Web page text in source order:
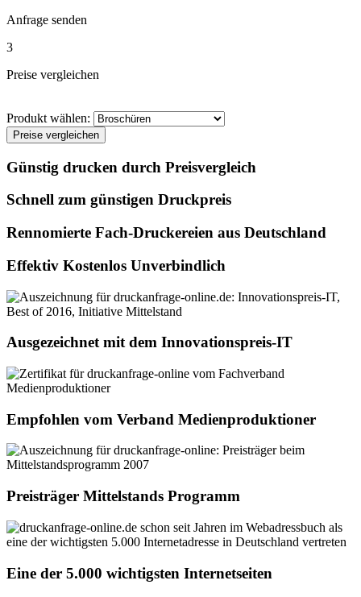
Anfrage senden
3
Preise vergleichen
Produkt wählen:
Preise vergleichen
Günstig drucken durch Preisvergleich
Schnell zum günstigen Druckpreis
Rennomierte Fach-Druckereien aus Deutschland
Effektiv Kostenlos Unverbindlich
Ausgezeichnet mit dem Innovationspreis-IT
Empfohlen vom Verband Medienproduktioner
Preisträger Mittelstands Programm
Eine der 5.000 wichtigsten Internetseiten